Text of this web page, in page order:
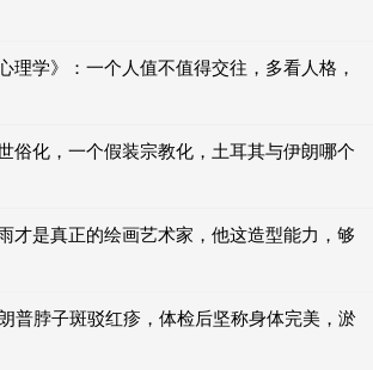
理学》：一个人值不值得交往，多看人格，
俗化，一个假装宗教化，土耳其与伊朗哪个
才是真正的绘画艺术家，他这造型能力，够
普脖子斑驳红疹，体检后坚称身体完美，淤